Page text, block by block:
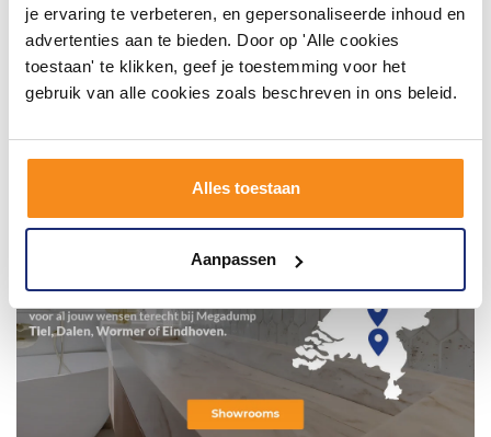
je ervaring te verbeteren, en gepersonaliseerde inhoud en
advertenties aan te bieden. Door op 'Alle cookies
toestaan' te klikken, geef je toestemming voor het
gebruik van alle cookies zoals beschreven in ons beleid.
Alles toestaan
Aanpassen